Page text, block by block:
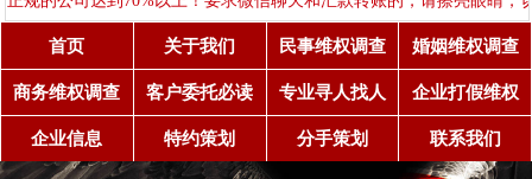
首页 关于我们 民事维权调查 婚姻维权调查
商务维权调查 客户委托必读 专业寻人找人 企业打假维权
企业信息 特约策划 分手策划 联系我们